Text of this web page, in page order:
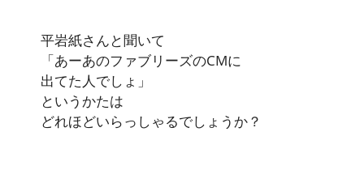
平岩紙さんと聞いて
「あーあのファブリーズのCMに
出てた人でしょ」
というかたは
どれほどいらっしゃるでしょうか？